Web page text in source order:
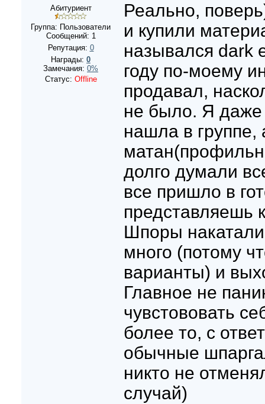
Абитуриент
Группа: Пользователи
Сообщений: 1
Репутация: 0
Награды: 0
Замечания: 0%
Статус: Offline
Реально,
и купили
назывался dark
году по-моему
продавал,
не было. Я даже
нашла в группе,
долго думали
все пришло в
представляешь
Шпоры
много (потому
варианты) и
Главное не
чувстововать
более то, с
обычные
никто не
случай)